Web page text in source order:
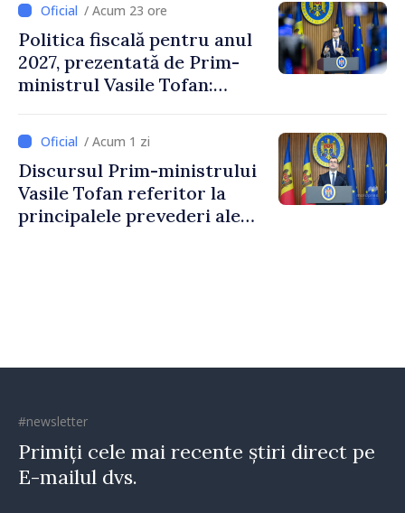
/ Acum 23 ore
Politica fiscală pentru anul
2027, prezentată de Prim-
ministrul Vasile Tofan:
stimularea investițiilor și o
taxare mai echitabilă
/ Acum 1 zi
Discursul Prim-ministrului
Vasile Tofan referitor la
principalele prevederi ale
#newsletter
Primiți cele mai recente știri direct pe
E-mailul dvs.